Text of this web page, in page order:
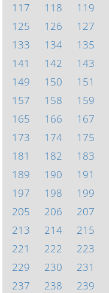
117
118 119
125
126 127
133
134 135
141
142 143
149
150 151
157
158 159
165
166 167
173
174 175
181
182 183
189
190 191
197
198 199
205
206 207
213
214 215
221
222 223
229
230 231
237
238 239